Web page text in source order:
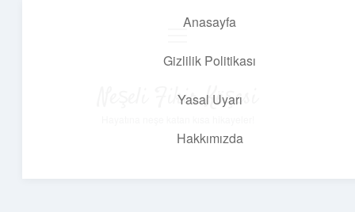
Anasayfa
Gizlilik Politikası
Yasal Uyarı
Hakkımızda
Neşeli Fikir Köşesi